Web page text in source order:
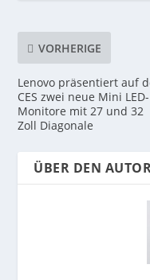
VORHERIGE
Lenovo präsentiert auf
CES zwei neue Mini LED-
Monitore mit 27 und 32
Zoll Diagonale
ÜBER DEN